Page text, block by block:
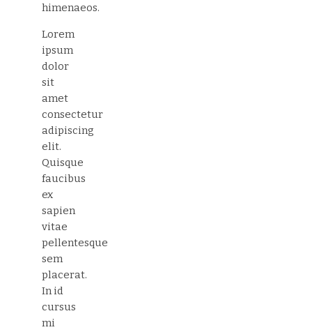
himenaeos.
Lorem
ipsum
dolor
sit
amet
consectetur
adipiscing
elit.
Quisque
faucibus
ex
sapien
vitae
pellentesque
sem
placerat.
In id
cursus
mi